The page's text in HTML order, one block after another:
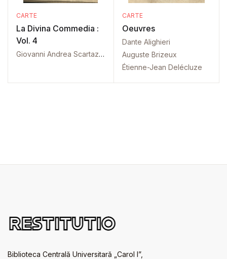
CARTE
La Divina Commedia :
Vol. 4
Giovanni Andrea Scartazzini
CARTE
Oeuvres
Dante Alighieri
Auguste Brizeux
Étienne-Jean Delécluze
Biblioteca Centrală Universitară „Carol I”,